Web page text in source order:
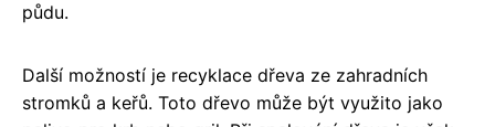
půdu.
Další možností je recyklace dřeva ze zahradních
stromků a keřů. Toto dřevo může být využito jako